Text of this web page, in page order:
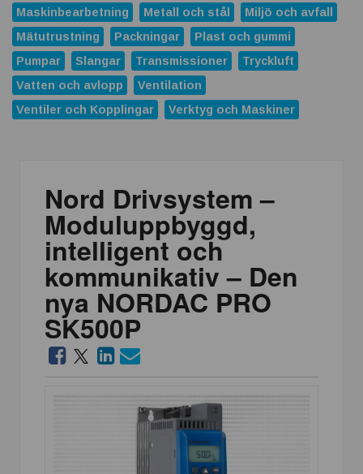
Maskinbearbetning
Metall och stål
Miljö och avfall
Mätutrustning
Packningar
Plast och gummi
Pumpar
Slangar Transmissioner
Tryckluft
Vatten och avlopp
Ventilation
Ventiler och Kopplingar
Verktyg och Maskiner
Nord Drivsystem –
Moduluppbyggd,
intelligent och
kommunikativ – Den
nya NORDAC PRO
SK500P